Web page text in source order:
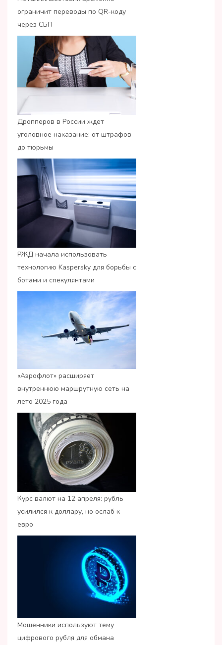
ограничит переводы по QR-коду
через СБП
Дропперов в России ждет
уголовное наказание: от штрафов
до тюрьмы
РЖД начала использовать
технологию Kaspersky для борьбы с
ботами и спекулянтами
«Аэрофлот» расширяет
внутреннюю маршрутную сеть на
лето 2025 года
Курс валют на 12 апреля: рубль
усилился к доллару, но ослаб к
евро
Мошенники используют тему
цифрового рубля для обмана